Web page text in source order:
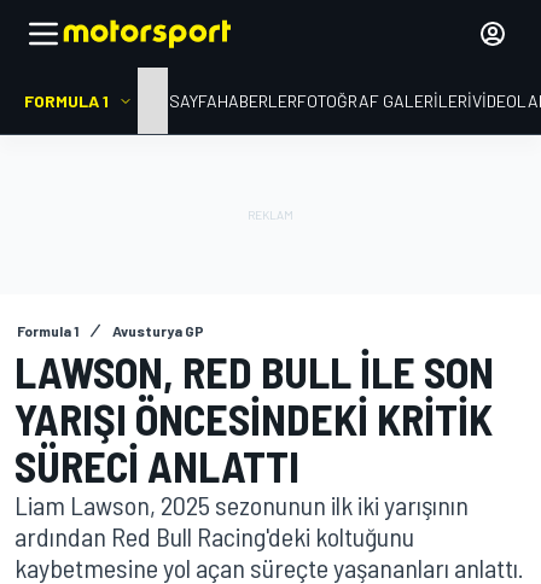
FORMULA 1 ANA SAYFAHABERLERFOTOĞRAF GALERILERI
Formula 1 Avusturya GP
LAWSON, RED BULL ILE SON
YARIŞI ÖNCESINDEKI KRITIK
SÜRECI ANLATTI
Liam Lawson, 2025 sezonunun ilk iki yarışının
ardından Red Bull Racing'deki koltuğunu
kaybetmesine yol açan süreçte yaşananları anlattı.